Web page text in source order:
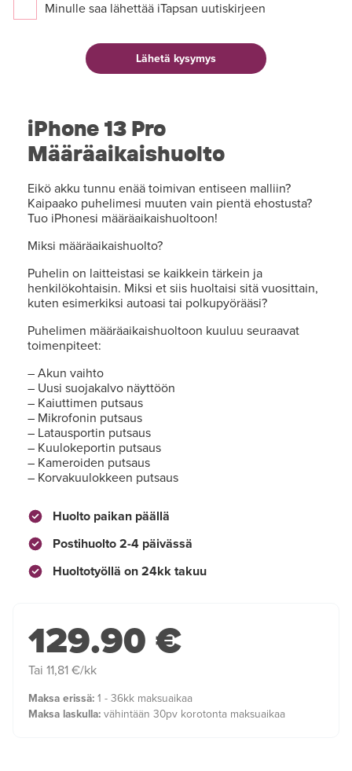
Minulle saa lähettää iTapsan uutiskirjeen
iPhone 13 Pro
Määräaikaishuolto
Eikö akku tunnu enää toimivan entiseen malliin?
Kaipaako puhelimesi muuten vain pientä ehostusta?
Tuo iPhonesi määräaikaishuoltoon!
Miksi määräaikaishuolto?
Puhelin on laitteistasi se kaikkein tärkein ja
henkilökohtaisin. Miksi et siis huoltaisi sitä vuosittain,
kuten esimerkiksi autoasi tai polkupyörääsi?
Puhelimen määräaikaishuoltoon kuuluu seuraavat
toimenpiteet:
– Akun vaihto
– Uusi suojakalvo näyttöön
– Kaiuttimen putsaus
– Mikrofonin putsaus
– Latausportin putsaus
– Kuulokeportin putsaus
– Kameroiden putsaus
– Korvakuulokkeen putsaus
Huolto paikan päällä
Postihuolto 2-4 päivässä
Huoltotyöllä on 24kk takuu
129.90 €
Tai 11,81 €/kk
Maksa erissä: 1 - 36kk maksuaikaa
Maksa laskulla: vähintään 30pv korotonta maksuaikaa